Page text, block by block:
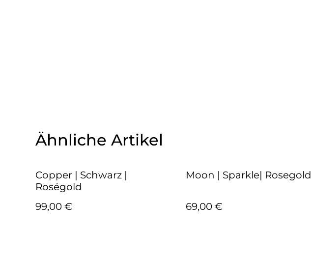
Ähnliche Artikel
Copper | Schwarz |
Roségold
99,00 €
Moon | Sparkle| Rosegold
69,00 €